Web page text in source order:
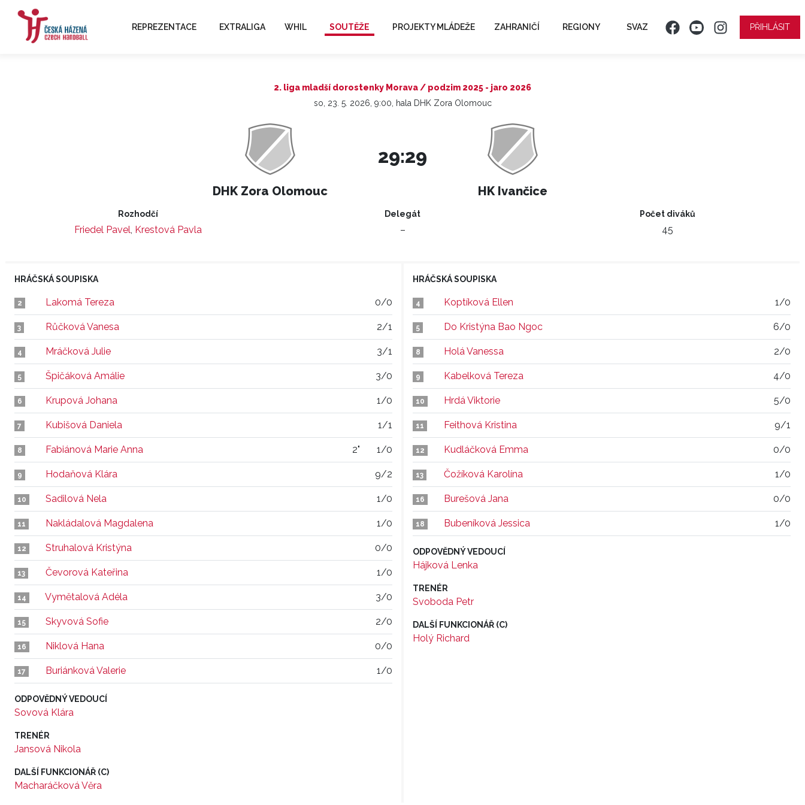
REPREZENTACE EXTRALIGA WHIL SOUTĚŽE PROJEKTY MLÁDEŽE ZAHRANIČÍ REGIONY SVAZ PŘIHLÁSIT
2. liga mladší dorostenky Morava / podzim 2025 - jaro 2026
so, 23. 5. 2026, 9:00, hala DHK Zora Olomouc
DHK Zora Olomouc
29:29
HK Ivančice
Rozhodčí
Friedel Pavel, Krestová Pavla
Delegát
–
Počet diváků
45
HRÁČSKÁ SOUPISKA
2 Lakomá Tereza 0/0
3 Růčková Vanesa 2/1
4 Mráčková Julie 3/1
5 Špičáková Amálie 3/0
6 Krupová Johana 1/0
7 Kubišová Daniela 1/1
8 Fabiánová Marie Anna 2" 1/0
9 Hodaňová Klára 9/2
10 Sadilová Nela 1/0
11 Nakládalová Magdalena 1/0
12 Struhalová Kristýna 0/0
13 Čevorová Kateřina 1/0
14 Vymětalová Adéla 3/0
15 Skyvová Sofie 2/0
16 Niklová Hana 0/0
17 Buriánková Valerie 1/0
ODPOVĚDNÝ VEDOUCÍ
Sovová Klára
TRENÉR
Jansová Nikola
DALŠÍ FUNKCIONÁŘ (C)
Macharáčková Věra
HRÁČSKÁ SOUPISKA
4 Koptíková Ellen 1/0
5 Do Kristýna Bao Ngoc 6/0
8 Holá Vanessa 2/0
9 Kabelková Tereza 4/0
10 Hrdá Viktorie 5/0
11 Feithová Kristina 9/1
12 Kudláčková Emma 0/0
13 Čožíková Karolína 1/0
16 Burešová Jana 0/0
18 Bubeníková Jessica 1/0
ODPOVĚDNÝ VEDOUCÍ
Hájková Lenka
TRENÉR
Svoboda Petr
DALŠÍ FUNKCIONÁŘ (C)
Holý Richard